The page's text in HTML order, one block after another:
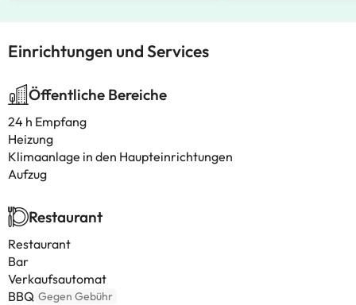
Einrichtungen und Services
Öffentliche Bereiche
24 h Empfang
Heizung
Klimaanlage in den Haupteinrichtungen
Aufzug
Restaurant
Restaurant
Bar
Verkaufsautomat
BBQ Gegen Gebühr